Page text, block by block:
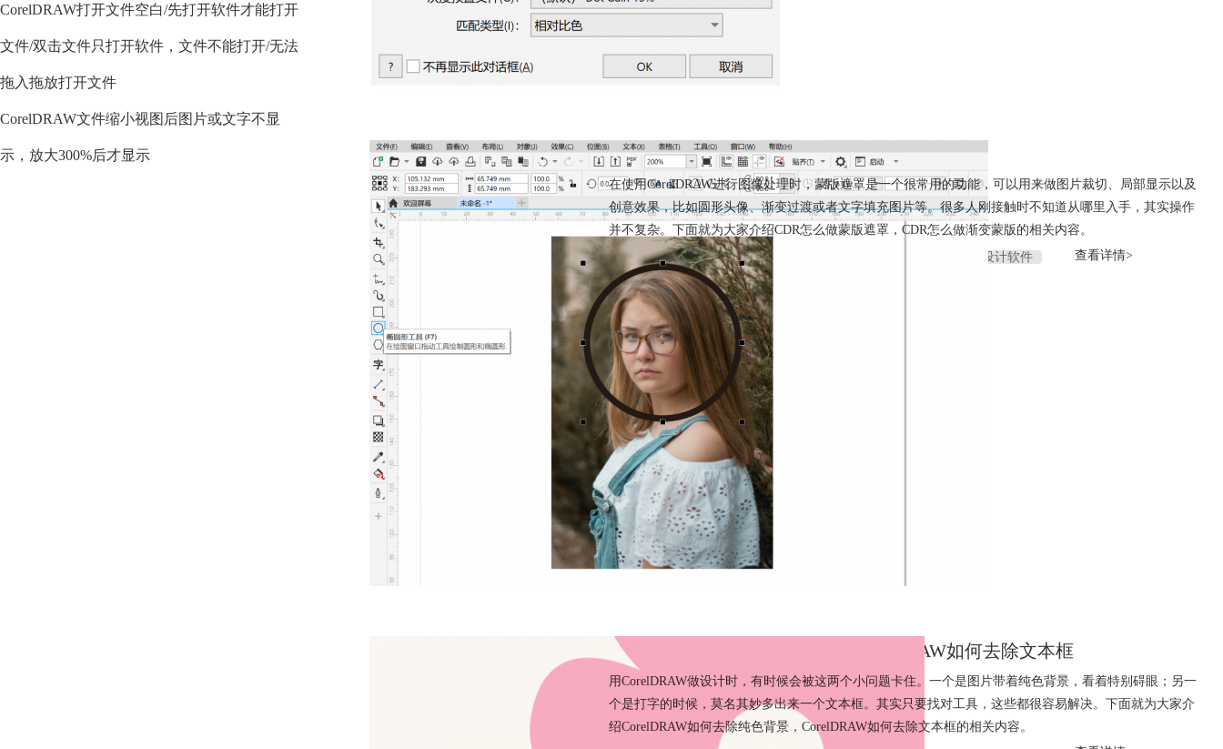
CorelDRAW打开文件空白/先打开软件才能打开
文件/双击文件只打开软件，文件不能打开/无法
拖入拖放打开文件
CorelDRAW文件缩小视图后图片或文字不显
示，放大300%后才显示 CDR怎么做蒙版遮罩 CDR怎么做渐变蒙版
在使用CorelDRAW进行图像处理时，蒙版遮罩是一个很常用的功能，可以用来做图片裁切、局部显示以及
创意效果，比如圆形头像、渐变过渡或者文字填充图片等。很多人刚接触时不知道从哪里入手，其实操作
并不复杂。下面就为大家介绍CDR怎么做蒙版遮罩，CDR怎么做渐变蒙版的相关内容。
蒙版渐变
蒙版效果 平面设计软件 查看详情>
CorelDRAW如何去除纯色背景 CorelDRAW如何去除文本框
用CorelDRAW做设计时，有时候会被这两个小问题卡住。一个是图片带着纯色背景，看着特别碍眼；另一
个是打字的时候，莫名其妙多出来一个文本框。其实只要找对工具，这些都很容易解决。下面就为大家介
绍CorelDRAW如何去除纯色背景，CorelDRAW如何去除文本框的相关内容。